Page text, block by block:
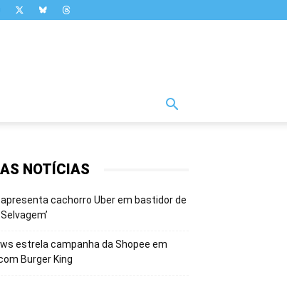
NOTÍCIAS
cachorro Uber em bastidor de
estrela campanha da Shopee em
Burger King